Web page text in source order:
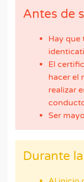
Antes de
Hay que
El
hacer el
realizar
Ser
Durante